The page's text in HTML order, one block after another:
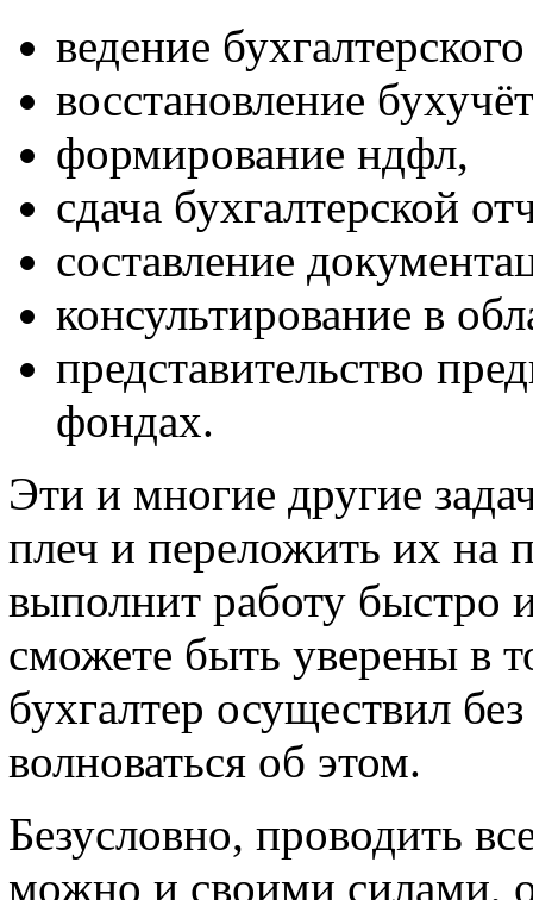
ведение
восстановление
формирование ндфл,
сдача бухгалтерской
составление
консультирование в
представительство
фондах.
Эти и многие другие
плеч и переложить их на
выполнит работу быстро
сможете быть уверены в
бухгалтер осуществил
волноваться об этом.
Безусловно, проводить
можно и своими силами,